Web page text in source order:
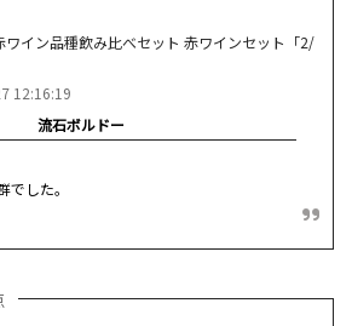
イン品種飲み比べセット 赤ワインセット「2/
12:16:19
流石ボルドー
でした。